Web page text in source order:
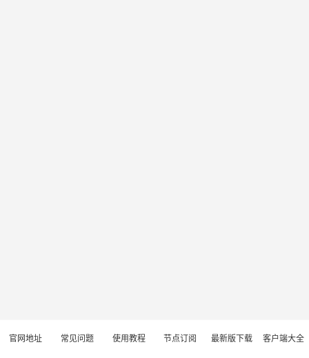
官网地址 常见问题 使用教程 节点订阅 最新版下载 客户端大全